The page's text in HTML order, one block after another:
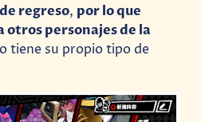
regreso, por lo que
personajes de la
tiene su propio tipo de